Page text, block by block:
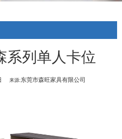
系列单人卡位
来源:东莞市森旺家具有限公司